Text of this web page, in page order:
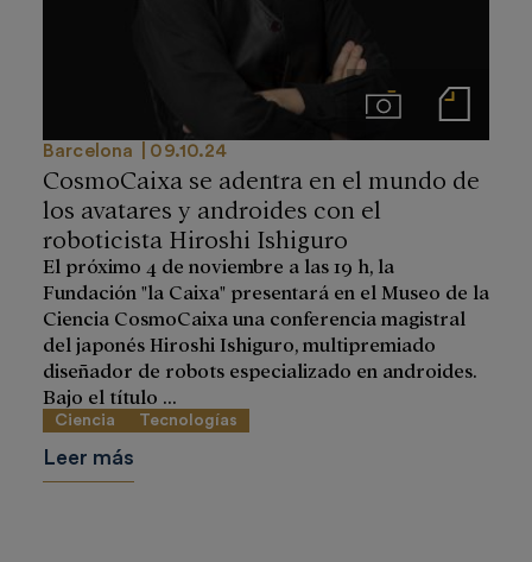
ImágenesNotas de prensa
Barcelona 09.10.24
CosmoCaixa se adentra en el mundo de
los avatares y androides con el
roboticista Hiroshi Ishiguro
El próximo 4 de noviembre a las 19 h, la
Fundación "la Caixa" presentará en el Museo de la
Ciencia CosmoCaixa una conferencia magistral
del japonés Hiroshi Ishiguro, multipremiado
diseñador de robots especializado en androides.
Bajo el título ...
Ciencia Tecnologías
Leer más